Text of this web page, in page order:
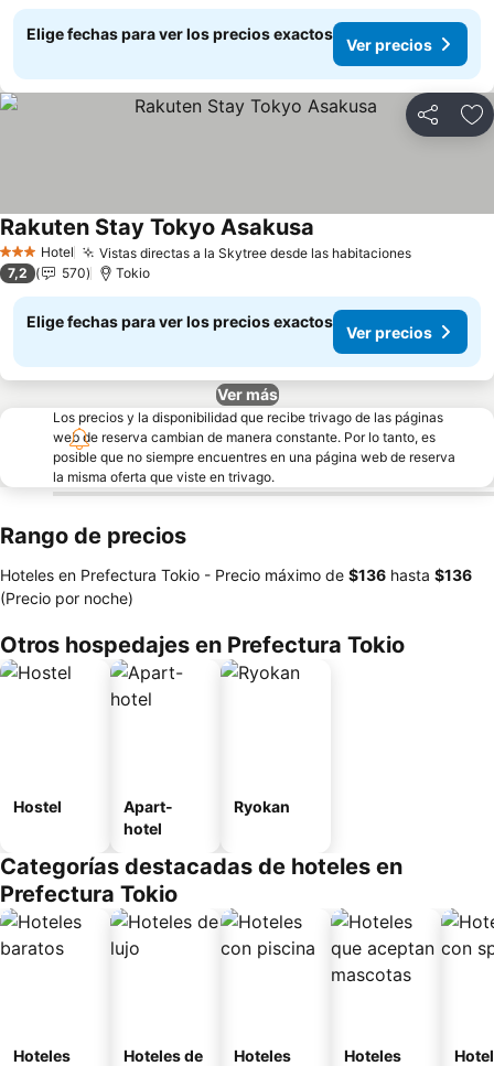
Elige fechas para ver los precios exactos
Ver precios
Compartir
3 Estrellas
Hotel Vistas directas a la Skytree desde las habitacionesVer
Rakuten Stay Tokyo Asakusa
7,2 570 Tokio
Elige fechas para ver los precios exactos
Ver precios
Ver más
Los precios y la disponibilidad que recibe trivago de las páginas
web de reserva cambian de manera constante. Por lo tanto, es
posible que no siempre encuentres en una página web de reserva
la misma oferta que viste en trivago.
Rango de precios
Hoteles en Prefectura Tokio - Precio máximo de ‎$136 hasta ‎$136
(Precio por noche)
Otros hospedajes en Prefectura Tokio
Hostel
Apart-
hotel
Ryokan
Categorías destacadas de hoteles en
Prefectura Tokio
Hoteles
Hoteles de
Hoteles
Hoteles